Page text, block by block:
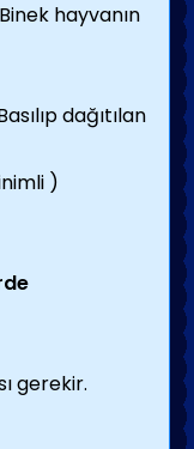
hayvanın
dağıtılan
)
gerekir.